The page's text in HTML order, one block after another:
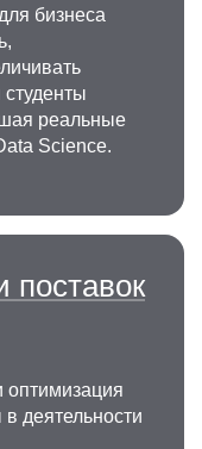
бизнеса
реальные
Science.
поставок
оптимизация
деятельности